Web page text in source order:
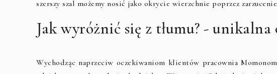
szerszy szal możemy nosić jako okrycie wierzchnie poprzez
Jak wyróżnić się z tłumu? -
Wychodząc naprzeciw oczekiwaniom klientów pracownia